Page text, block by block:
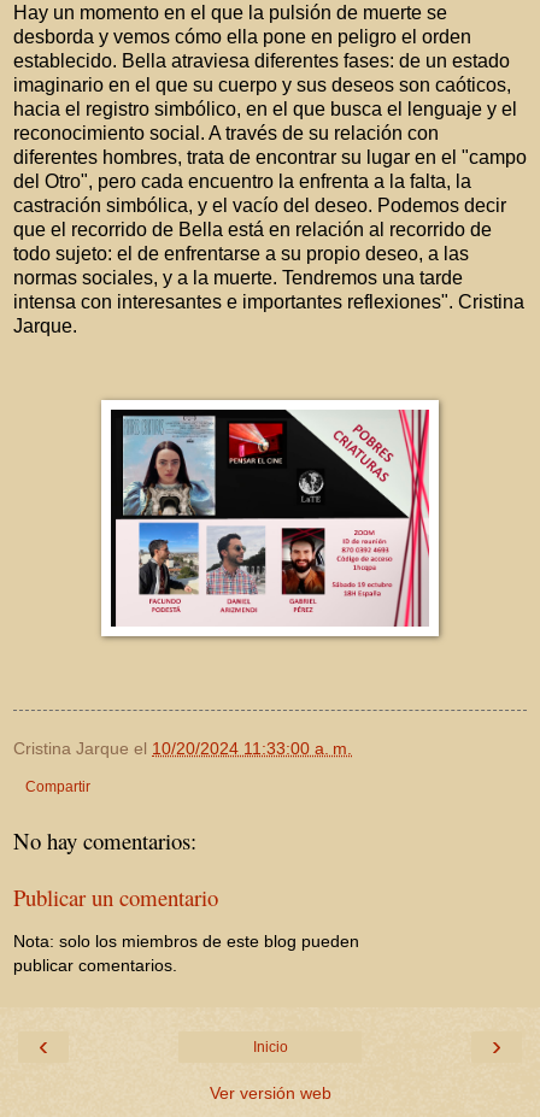
Hay un momento en el que la pulsión de muerte se
desborda y vemos cómo ella pone en peligro el orden
establecido. Bella atraviesa diferentes fases: de un estado
imaginario en el que su cuerpo y sus deseos son caóticos,
hacia el registro simbólico, en el que busca el lenguaje y el
reconocimiento social. A través de su relación con
diferentes hombres, trata de encontrar su lugar en el "campo
del Otro", pero cada encuentro la enfrenta a la falta, la
castración simbólica, y el vacío del deseo. Podemos decir
que el recorrido de Bella está en relación al recorrido de
todo sujeto: el de enfrentarse a su propio deseo, a las
normas sociales, y a la muerte. Tendremos una tarde
intensa con interesantes e importantes reflexiones". Cristina
Jarque.
Cristina Jarque el 10/20/2024 11:33:00 a. m.
Compartir
No hay comentarios:
Publicar un comentario
Nota: solo los miembros de este blog pueden
publicar comentarios.
‹ ›
Inicio
Ver versión web